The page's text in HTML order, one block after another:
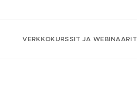
VERKKOKURSSIT JA WEBINAARIT